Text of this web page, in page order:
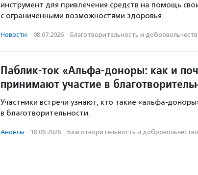
инструмент для привлечения средств на помощь
с ограниченными возможностями здоровья.
Новости · 08.07.2026 · Благотвори­тель­ность и
Паблик-ток «Альфа-доноры: как и
принимают участие в
Участники встречи узнают, кто такие «альфа-
в благотворительности.
Анонсы · 18.06.2026 · Благотвори­тель­ность и доброволь­чест­во